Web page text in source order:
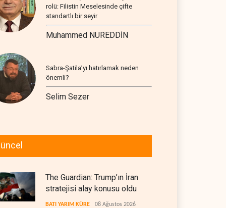
rolü: Filistin Meselesinde çifte
standartlı bir seyir
Muhammed NUREDDİN
Sabra-Şatila’yı hatırlamak neden
önemli?
Selim Sezer
The Guardian: Trump’ın İran
stratejisi alay konusu oldu
BATI YARIM KÜRE 08 Ağustos 2026